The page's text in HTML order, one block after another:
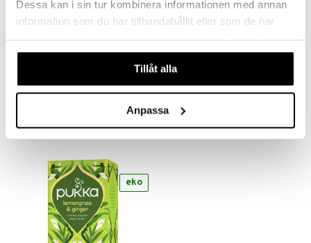
Dessa kan i sin tur kombinera informationen med annan
information som du har tillhandahållit eller som de har
våra cookies vid fortsatt användande av vår webbplats.
Tillåt alla
Anpassa
Pukka Elderberry & Echinacea Pukka Golden Chamomile
46 kr
eko
utan sol